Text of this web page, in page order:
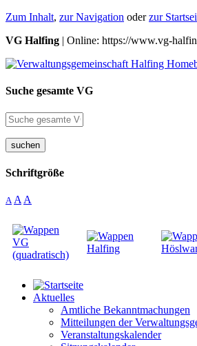
Zum Inhalt, zur Navigation oderzur
VG Halfing | Online: https://www.vg-
Suche gesamte VG
suchen
Schriftgröße
A A A
Aktuelles
Amtliche Bekanntmachungen
Mitteilungen der
Veranstaltungskalender